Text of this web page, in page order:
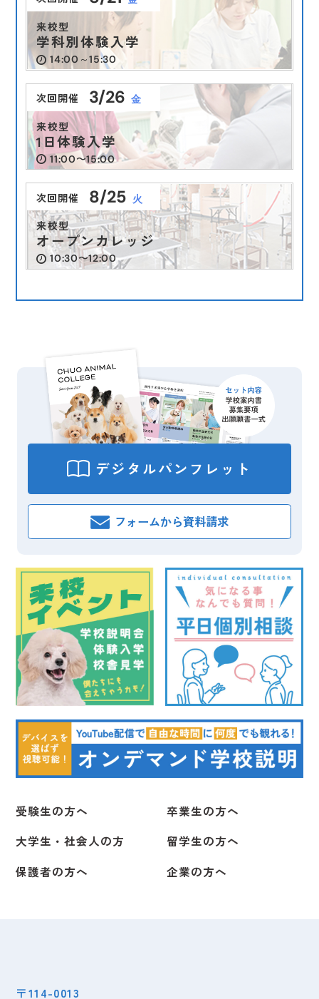
来校型
学科別体験入学
14:00～15:30
次回開催 3/26 金
来校型
1日体験入学
11:00〜15:00
次回開催 8/25 火
来校型
オープンカレッジ
10:30〜12:00
デジタルパンフレット
フォームから資料請求
受験生の方へ
卒業生の方へ
大学生・社会人の方
留学生の方へ
保護者の方へ
企業の方へ
〒114-0013